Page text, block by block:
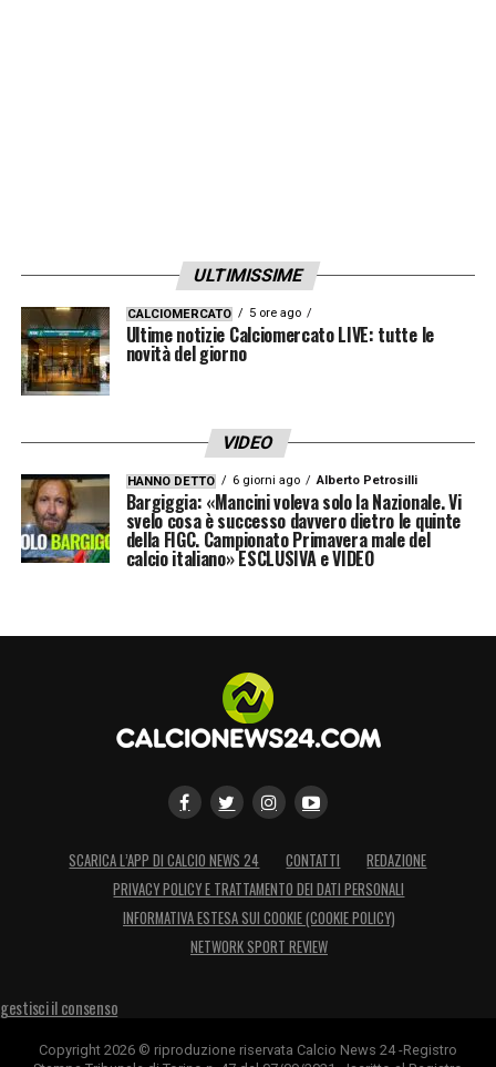
ULTIMISSIME
CALCIOMERCATO 5 ore ago
Ultime notizie Calciomercato LIVE: tutte le
novità del giorno
VIDEO
HANNO DETTO 6 giorni ago Alberto Petrosilli
Bargiggia: «Mancini voleva solo la Nazionale. Vi
svelo cosa è successo davvero dietro le quinte
della FIGC. Campionato Primavera male del
calcio italiano» ESCLUSIVA e VIDEO
SCARICA L’APP DI CALCIO NEWS 24 CONTATTI
REDAZIONE
PRIVACY POLICY E TRATTAMENTO DEI DATI PERSONALI
INFORMATIVA ESTESA SUI COOKIE (COOKIE POLICY)
NETWORK SPORT REVIEW
gestisci il consenso
Copyright 2026 © riproduzione riservata Calcio News 24 -Registro